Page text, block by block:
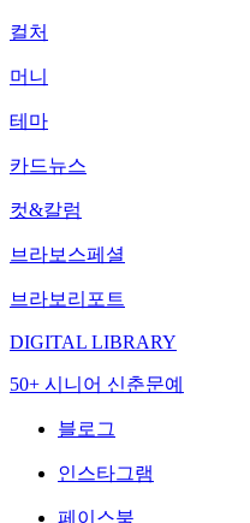
컬처
머니
테마
카드뉴스
컷&칼럼
브라보스페셜
브라보리포트
DIGITAL LIBRARY
50+ 시니어 신춘문예
블로그
인스타그램
페이스북